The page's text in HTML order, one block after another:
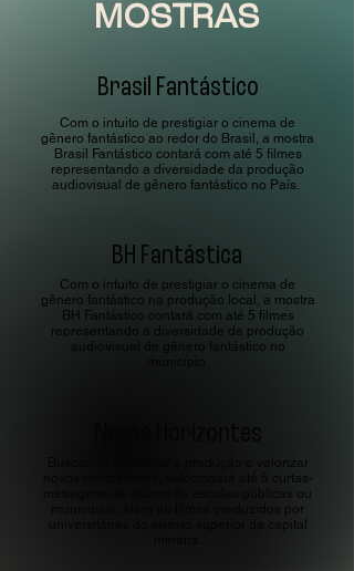
MOSTRAS
Brasil Fantástico
Com o intuito de prestigiar o cinema de
gênero fantástico ao redor do Brasil, a mostra
Brasil Fantástico contará com até 5 filmes
representando a diversidade da produção
audiovisual de gênero fantástico no País.
BH Fantástica
Com o intuito de prestigiar o cinema de
gênero fantástico na produção local, a mostra
BH Fantástico contará com até 5 filmes
representando a diversidade da produção
audiovisual de gênero fantástico no
Buscando incentivar a produção e valorizar
novos realizadores, selecionará até 5 curtas-
metragens de alunes de escolas públicas ou
municipais, além de filmes produzidos por
universitáries do ensino superior da capital